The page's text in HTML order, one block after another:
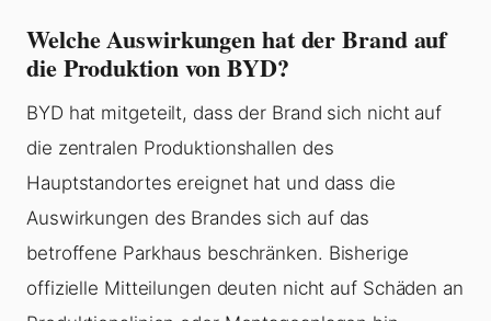
Welche Auswirkungen hat der Brand auf
die Produktion von BYD?
BYD hat mitgeteilt, dass der Brand sich nicht auf
die zentralen Produktionshallen des
Hauptstandortes ereignet hat und dass die
Auswirkungen des Brandes sich auf das
betroffene Parkhaus beschränken. Bisherige
offizielle Mitteilungen deuten nicht auf Schäden an